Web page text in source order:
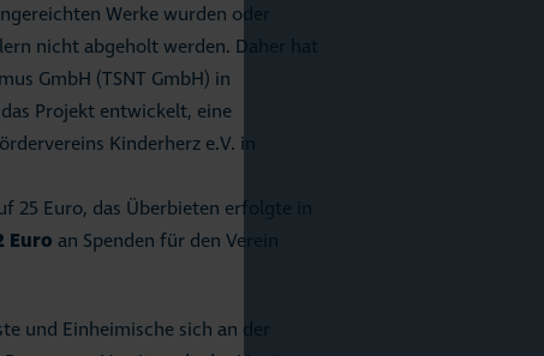
Werke wurden oder
nicht abgeholt werden. Daher hat
GmbH (TSNT GmbH) in
Projekt entwickelt, eine
Kinderherz e.V. in
25 Euro, das Überbieten erfolgte in
Euro an Spenden für den Verein
und Einheimische sich an der